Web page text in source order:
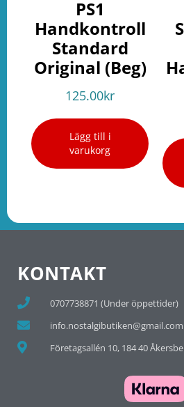
PS1
Handkontroll
Standard
Original (Beg)
125.00kr
Lägg till i
varukorg
KONTAKT
0707738871 (Under öppettider)
info.nostalgibutiken@gmail.com
Företagsallén 10, 184 40